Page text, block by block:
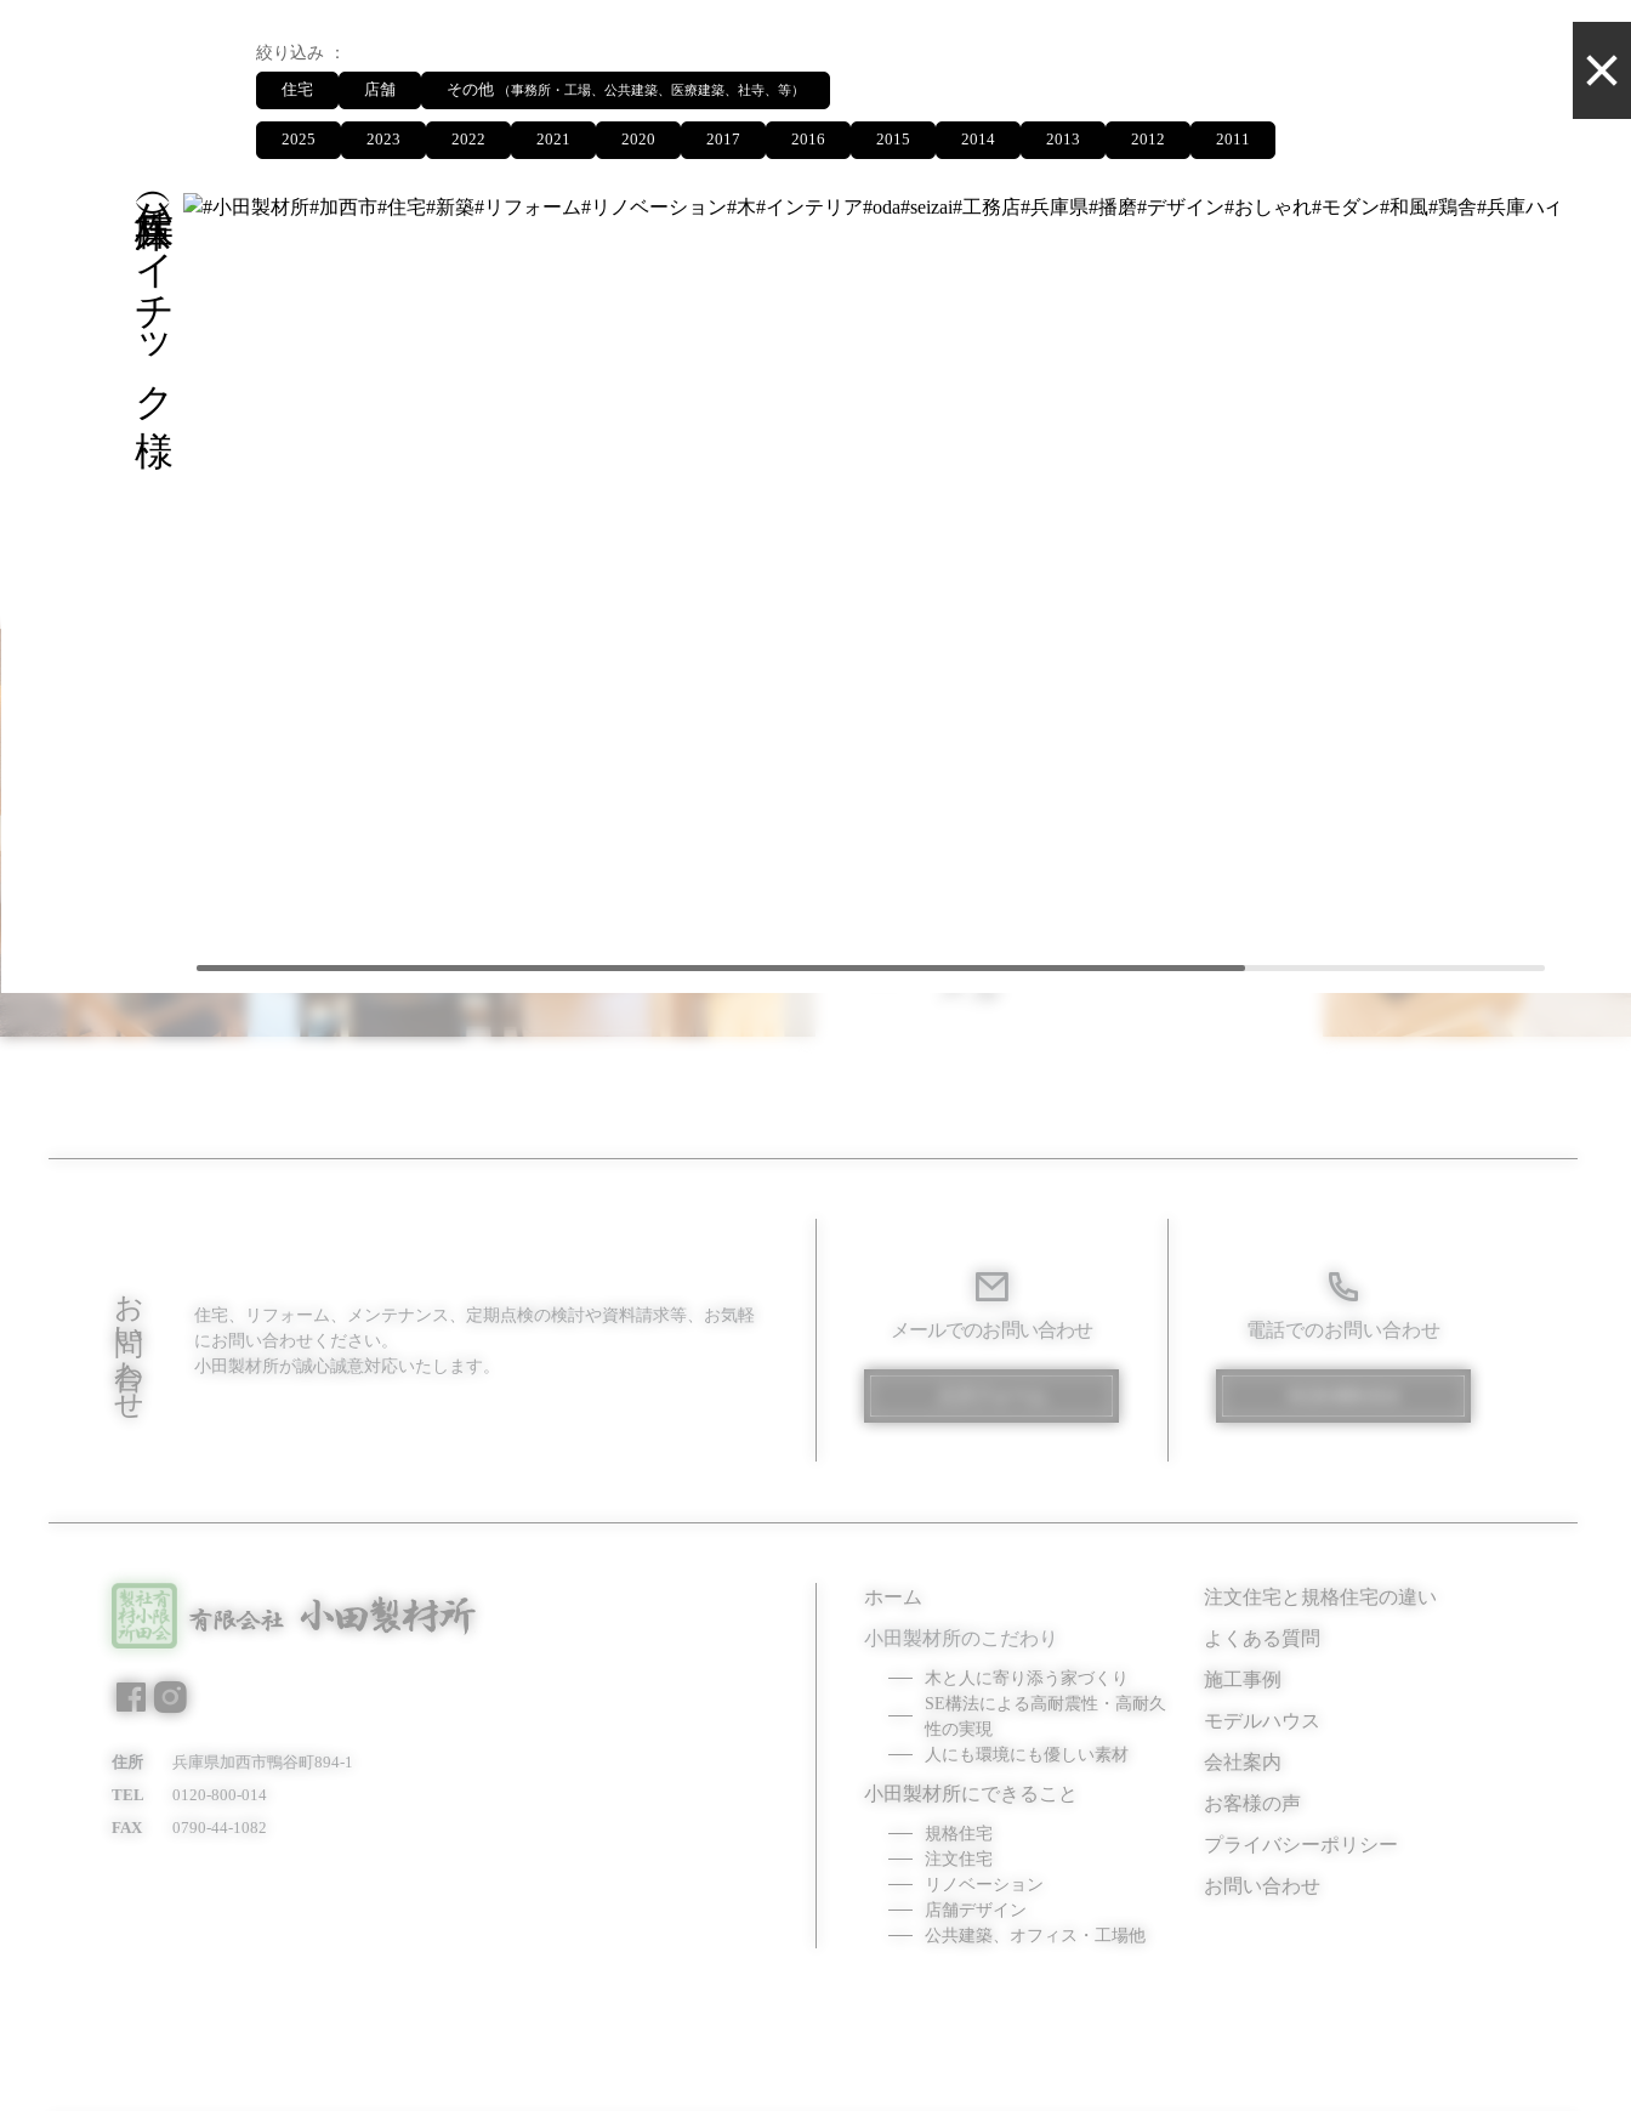
絞り込み
住宅 店舗 その他 （事務所・工場、公共建築、医療建築、社寺、等）
2025 2023 2022 2021 2020 2017 2016 2015 2014 2013 2012 2011
（株）兵庫ハイチック様
New construction example
横尾テナント様
モ
デ
ル
ハ
ウ
ス
お問い合わせ
住宅、リフォーム、メンテナンス、定期点検の検討や資料請求等、お気軽
にお問い合わせください。
小田製材所が誠心誠意対応いたします。
メールでのお問い合わせ 電話でのお問い合わせ
総合建設業 有限会社 小田製作所
住所
兵庫県加西市鴨谷町894-1
TEL
0120-800-014
FAX
0790-44-1082
ホーム
小田製材所のこだわり
木と人に寄り添う家づくり
SE構法による高耐震性・高耐久
性の実現
人にも環境にも優しい素材
小田製材所にできること
規格住宅
注文住宅
リノベーション
店舗デザイン
公共建築、オフィス・工場他
注文住宅と規格住宅の違い
よくある質問
施工事例
モデルハウス
会社案内
お客様の声
プライバシーポリシー
お問い合わせ